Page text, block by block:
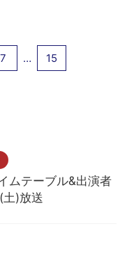
7 … 15
ムテーブル&出演者
土)放送